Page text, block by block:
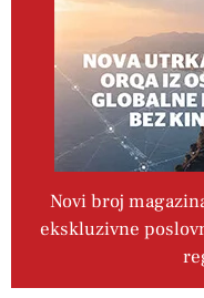
Novi broj
ekskluzivne